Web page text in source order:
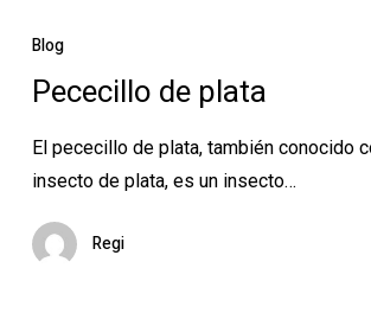
de
Blog
Pececillo de plata
El pececillo de plata, también conocido
insecto de plata, es un insecto…
Regi